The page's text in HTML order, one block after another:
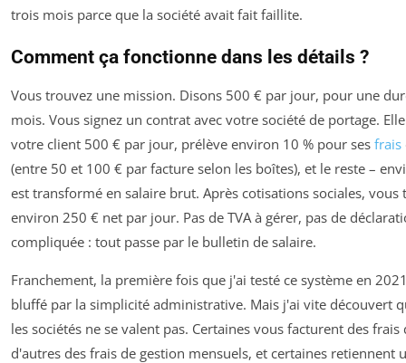
trois mois parce que la société avait fait faillite.
Comment ça fonctionne dans les détails ?
Vous trouvez une mission. Disons 500 € par jour, pour une
mois. Vous signez un contrat avec votre société de portage.
votre client 500 € par jour, prélève environ 10 % pour ses frais
(entre 50 et 100 € par facture selon les boîtes), et le reste –
est transformé en salaire brut. Après cotisations sociales, vous
environ 250 € net par jour. Pas de TVA à gérer, pas de
compliquée : tout passe par le bulletin de salaire.
Franchement, la première fois que j'ai testé ce système en
bluffé par la simplicité administrative. Mais j'ai vite découvert
les sociétés ne se valent pas. Certaines vous facturent des frais
d'autres des frais de gestion mensuels, et certaines retiennent